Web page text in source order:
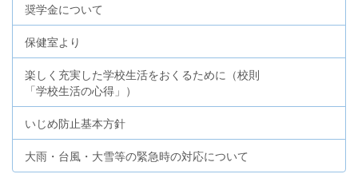
奨学金について
保健室より
楽しく充実した学校生活をおくるために（校則
「学校生活の心得」）
いじめ防止基本方針
大雨・台風・大雪等の緊急時の対応について